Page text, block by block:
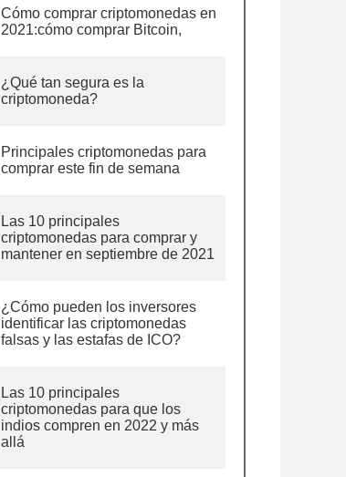
Cómo comprar criptomonedas en
2021:cómo comprar Bitcoin,
¿Qué tan segura es la
criptomoneda?
Principales criptomonedas para
comprar este fin de semana
Las 10 principales
criptomonedas para comprar y
mantener en septiembre de 2021
¿Cómo pueden los inversores
identificar las criptomonedas
falsas y las estafas de ICO?
Las 10 principales
criptomonedas para que los
indios compren en 2022 y más
allá